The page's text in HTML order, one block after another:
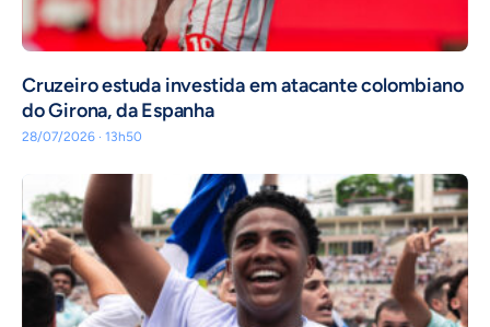
Cruzeiro estuda investida em atacante colombiano
do Girona, da Espanha
28/07/2026 · 13h50